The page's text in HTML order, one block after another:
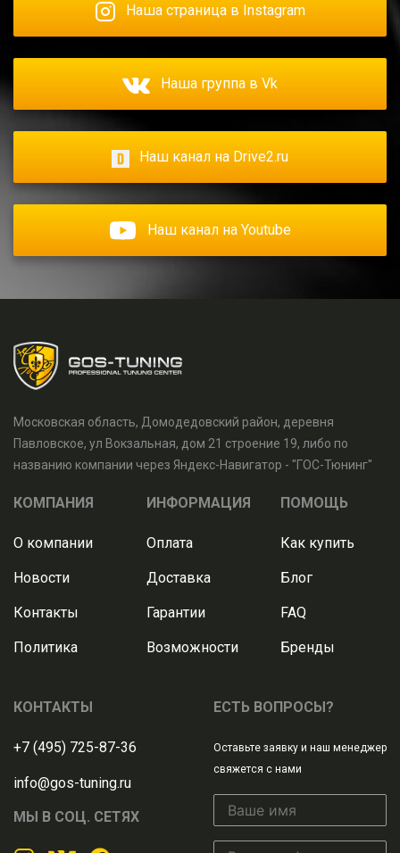
Наша страница в Instagram
Наша группа в Vk
Наш канал на Drive2.ru
Наш канал на Youtube
Московская область, Домодедовский район, деревня
Павловское, ул Вокзальная, дом 21 строение 19, либо по
названию компании через Яндекс-Навигатор - "ГОС-Тюнинг"
КОМПАНИЯ
О компании
Новости
Контакты
Политика
ИНФОРМАЦИЯ
Оплата
Доставка
Гарантии
Возможности
ПОМОЩЬ
Как купить
Блог
FAQ
Бренды
КОНТАКТЫ
+7 (495) 725-87-36
info@gos-tuning.ru
МЫ В СОЦ. СЕТЯХ
ЕСТЬ ВОПРОСЫ?
Оставьте заявку и наш менеджер
свяжется с нами